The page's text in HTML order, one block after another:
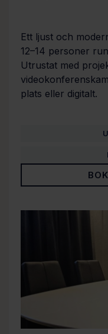
Ett ljust och
12–14 personer
Utrustat med
plats eller digitalt.